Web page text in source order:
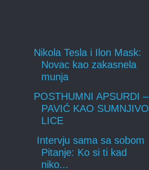
Nikola Tesla i Ilon Mask:
Novac kao zakasnela
munja
POSTHUMNI APSURDI –
PAVIĆ KAO SUMNJIVO
LICE
Intervju sama sa sobom
Pitanje: Ko si ti kad
niko...